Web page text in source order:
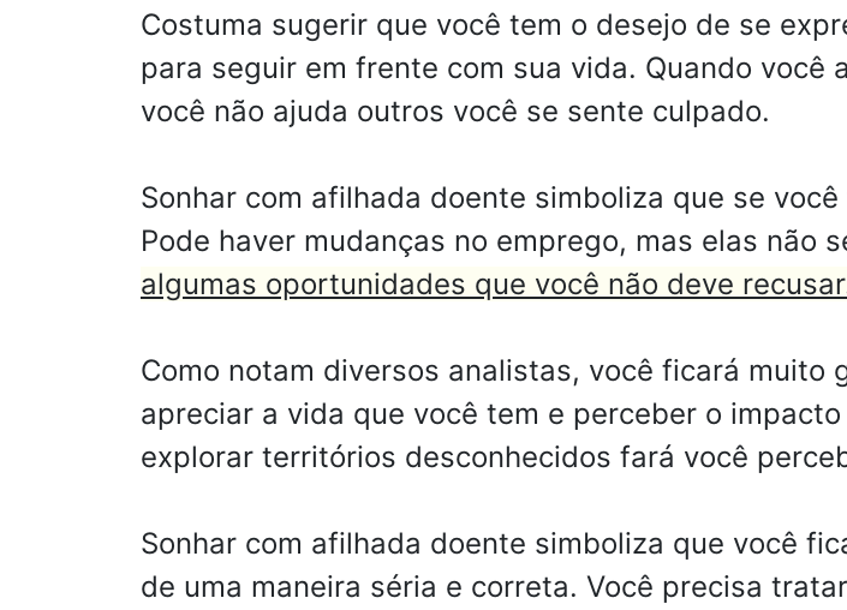
Costuma sugerir que você tem o desejo de se
para seguir em frente com sua vida. Quando você
você não ajuda outros você se sente culpado.
Sonhar com afilhada doente simboliza que se
Pode haver mudanças no emprego, mas elas não
algumas oportunidades que você não deve
Como notam diversos analistas, você ficará muito
apreciar a vida que você tem e perceber o
explorar territórios desconhecidos fará você
Sonhar com afilhada doente simboliza que você
de uma maneira séria e correta. Você precisa